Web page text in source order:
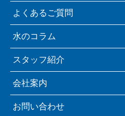
よくあるご質問
水のコラム
スタッフ紹介
会社案内
お問い合わせ